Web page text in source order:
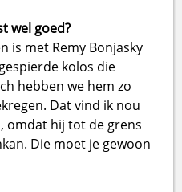
wel goed?
is met Remy Bonjasky
kolos die
hebben we hem zo
Dat vind ik nou
omdat hij tot de grens
Die moet je gewoon